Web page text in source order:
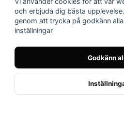
och erbjuda dig bästa
genom att trycka på godkänn
inställningar
Godkänn